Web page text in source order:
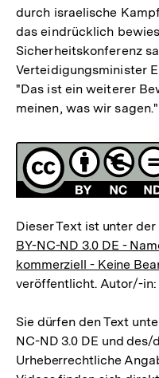
durch israelische
das eindrücklich
Sicherheitskonferenz
Verteidigungsminister
"Das ist ein weiterer
meinen, was wir sagen."
Fussnoten
Lizenz
Dieser Text ist unter
BY-NC-ND 3.0 DE -
kommerziell - Keine
veröffentlicht. Autor/-
Sie dürfen den Text
NC-ND 3.0 DE und
Urheberrechtliche